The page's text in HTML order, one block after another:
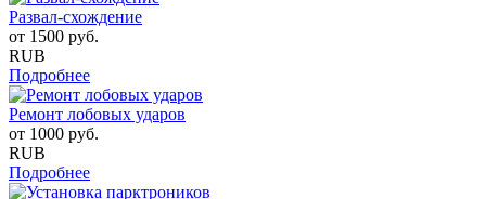
Развал-схождение
от 1500 руб.
RUB
Подробнее
Ремонт лобовых ударов
от 1000 руб.
RUB
Подробнее